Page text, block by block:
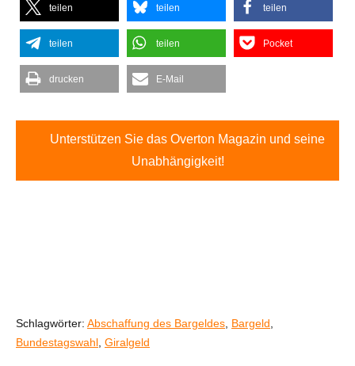
teilen teilen teilen
teilen teilen Pocket
drucken E-Mail
Unterstützen Sie das Overton Magazin und seine
Unabhängigkeit!
Schlagwörter: Abschaffung des Bargeldes Bargeld
Bundestagswahl Giralgeld